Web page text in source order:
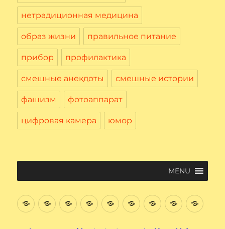
нетрадиционная медицина
образ жизни правильное питание
прибор профилактика
смешные анекдоты смешные истории
фашизм фотоаппарат
цифровая камера юмор
MENU
ВведениеЦифровая
ФайловаяТекстовый
Интернет
НачнемЭлектронная